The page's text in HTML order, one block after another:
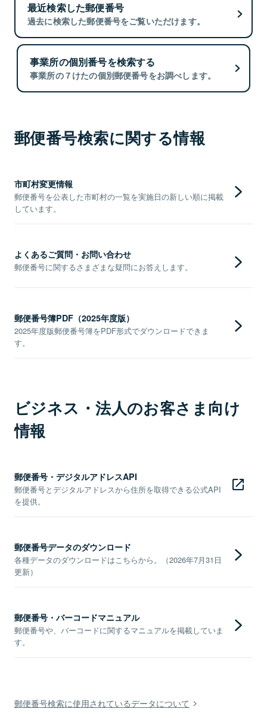
最近検索した郵便番号
過去に検索した郵便番号をご覧いただけます。
事業所の個別番号を検索する
事業所の７けたの個別郵便番号をお調べします。
郵便番号検索に関する情報
市町村変更情報
郵便番号を公表した市町村の一覧を実施日の新しい順に掲載
しています。
よくあるご質問・お問い合わせ
郵便番号に関するさまざまな疑問にお答えします。
郵便番号簿PDF（2025年度版）
2025年度版郵便番号簿をPDF形式でダウンロードできま
す。
ビジネス・法人のお客さま向け
情報
郵便番号・デジタルアドレスAPI
郵便番号とデジタルアドレスから住所を取得できる公式API
を提供。
郵便番号データのダウンロード
各種データのダウンロードはこちらから。（2026年7月31日
更新）
郵便番号・バーコードマニュアル
郵便番号や、バーコードに関するマニュアルを掲載していま
す。
郵便番号検索に使用されているデータについて